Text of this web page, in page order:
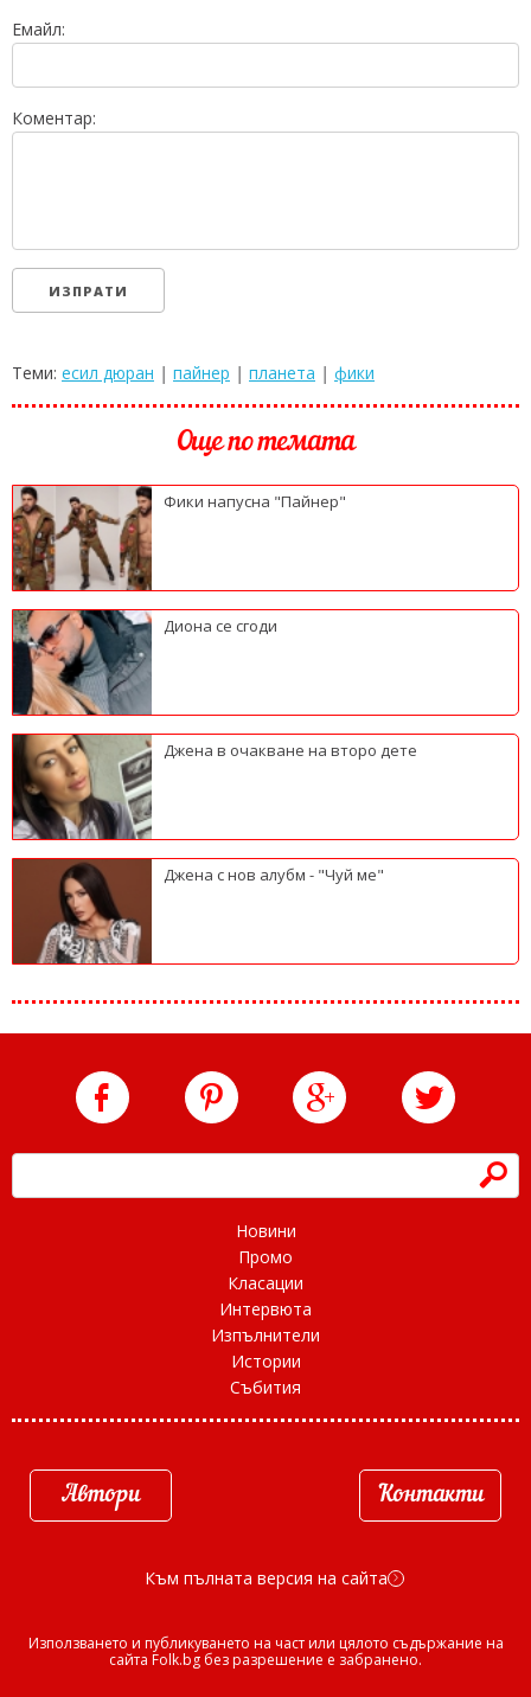
Емайл:
Коментар:
Теми: есил дюран | пайнер | планета | фики
Още по темата
Фики напусна "Пайнер"
Диона се сгоди
Джена в очакване на второ дете
Джена с нов алубм - "Чуй ме"
h
Новини
Промо
Класации
Интервюта
Изпълнители
Истории
Събития
Автори Контакти
Към пълната версия на сайта d
Използването и публикуването на част или цялото съдържание на
сайта Folk.bg без разрешение е забранено.